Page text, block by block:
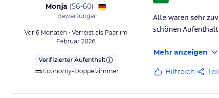
Monja (56-60)
1 Bewertungen
Vor 6 Monaten • Verreist als Paar im
Februar 2026
Verifizierter Aufenthalt
Economy-Doppelzimmer
Alle waren sehr
schönen Aufenthalt
Mehr anzeigen
Hilfreich